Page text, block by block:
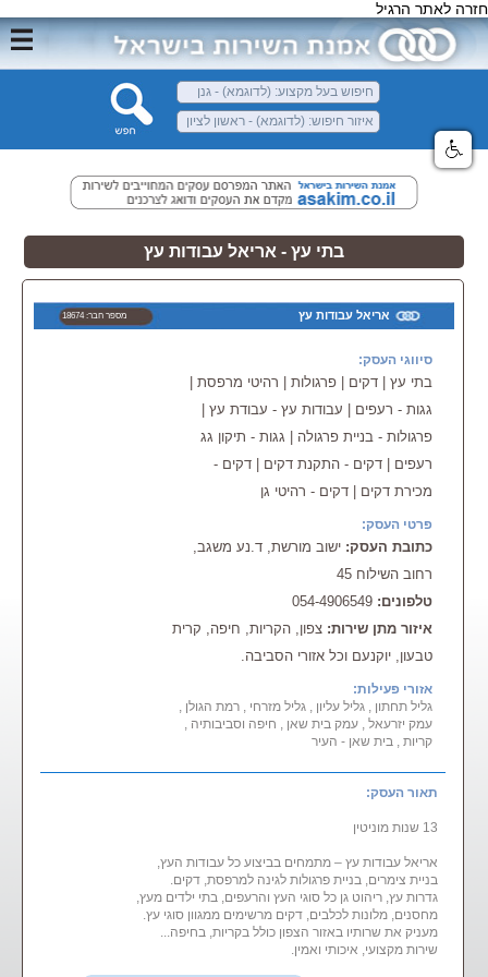
חזרה לאתר הרגיל
בתי עץ - אריאל עבודות עץ
אריאל עבודות עץ מספר חבר: 18674
סיווגי העסק:
בתי עץ | דקים | פרגולות | רהיטי מרפסת |
גגות - רעפים | עבודות עץ - עבודת עץ |
פרגולות - בניית פרגולה | גגות - תיקון גג
רעפים | דקים - התקנת דקים | דקים -
מכירת דקים | דקים - רהיטי גן
פרטי העסק:
כתובת העסק: ישוב מורשת, ד.נע משגב,
רחוב השילוח 45
טלפונים: 054-4906549
איזור מתן שירות: צפון, הקריות, חיפה, קרית
טבעון, יוקנעם וכל אזורי הסביבה.
אזורי פעילות:
גליל תחתון , גליל עליון , גליל מזרחי , רמת הגולן ,
עמק יזרעאל , עמק בית שאן , חיפה וסביבותיה ,
קריות , בית שאן - העיר
תאור העסק:
13 שנות מוניטין
אריאל עבודות עץ – מתמחים בביצוע כל עבודות העץ,
בניית צימרים, בניית פרגולות לגינה למרפסת, דקים.
גדרות עץ, ריהוט גן כל סוגי העץ והרעפים, בתי ילדים מעץ,
מחסנים, מלונות לכלבים, דקים מרשימים ממגוון סוגי עץ.
מעניק את שרותיו באזור הצפון כולל בקריות, בחיפה...
שירות מקצועי, איכותי ואמין.